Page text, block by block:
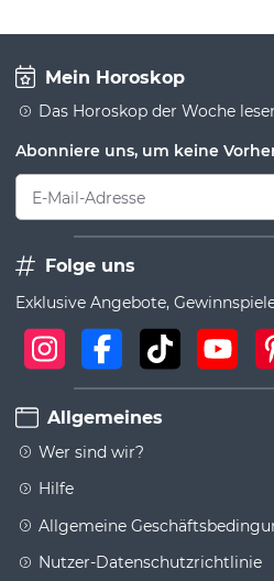
Mein Horoskop
Das Horoskop der Woche
Abonniere uns, um keine
E-Mail-Adresse
Folge uns
Exklusive Angebote,
Allgemeines
Wer sind wir?
Hilfe
Allgemeine
Nutzer-Datenschutzrichtlinie